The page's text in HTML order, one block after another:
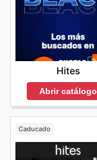
Hites
Abrir catálogo
Caducado